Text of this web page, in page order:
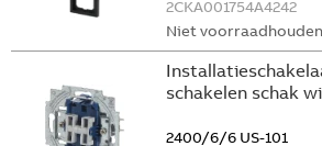
2CKA001754A4242
Niet
schakelen schak
2400/6/6 US-101